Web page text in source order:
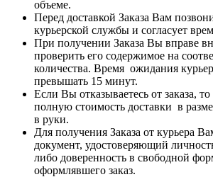
объеме.
Перед доставкой Заказа Вам
курьерской службы и согласует
При получении Заказа Вы вправе
проверить его содержимое на
количества. Время ожидания
превышать 15 минут.
Если Вы отказываетесь от заказа,
полную стоимость доставки в
в руки.
Для получения Заказа от курьера
документ, удостоверяющий
либо доверенность в свободной
оформлявшего заказ.